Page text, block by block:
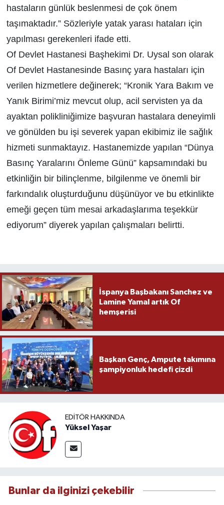
hastaların günlük beslenmesi de çok önem
taşımaktadır.” Sözleriyle yatak yarası hataları için
yapılması gerekenleri ifade etti.
Of Devlet Hastanesi Başhekimi Dr. Uysal son olarak
Of Devlet Hastanesinde Basınç yara hastaları için
verilen hizmetlere değinerek; “Kronik Yara Bakım ve
Yanık Birimi’miz mevcut olup, acil servisten ya da
ayaktan polikliniğimize başvuran hastalara deneyimli
ve gönülden bu işi severek yapan ekibimiz ile sağlık
hizmeti sunmaktayız. Hastanemizde yapılan “Dünya
Basınç Yaralarını Önleme Günü” kapsamındaki bu
etkinliğin bir bilinçlenme, bilgilenme ve önemli bir
farkındalık oluşturduğunu düşünüyor ve bu etkinlikte
emeği geçen tüm mesai arkadaşlarıma teşekkür
ediyorum” diyerek yapılan çalışmaları belirtti.
İspanya Başbakanı Sanchez ve
Lamine Yamal artık Of
hemşerisi
Başkan Genç, Ampute takımına
şampiyonluk hedefi çizdi
EDITÖR HAKKINDA
Yüksel Yaşar
Bunlar da ilginizi çekebilir